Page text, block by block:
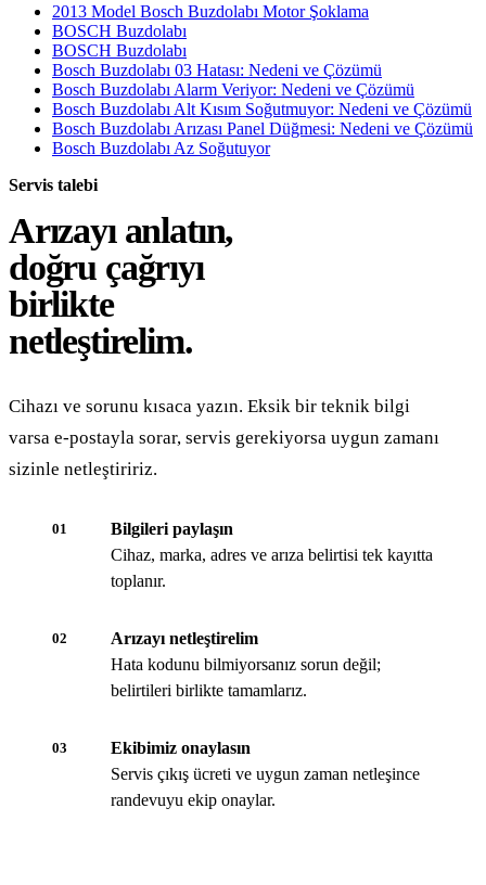
2013 Model Bosch Buzdolabı Motor Şoklama
BOSCH Buzdolabı
BOSCH Buzdolabı
Bosch Buzdolabı 03 Hatası: Nedeni ve Çözümü
Bosch Buzdolabı Alarm Veriyor: Nedeni ve Çözümü
Bosch Buzdolabı Alt Kısım Soğutmuyor: Nedeni ve Çözümü
Bosch Buzdolabı Arızası Panel Düğmesi: Nedeni ve Çözümü
Bosch Buzdolabı Az Soğutuyor
Servis talebi
Arızayı anlatın,
doğru çağrıyı
birlikte
netleştirelim.
Cihazı ve sorunu kısaca yazın. Eksik bir teknik bilgi
varsa e-postayla sorar, servis gerekiyorsa uygun zamanı
sizinle netleştiririz.
01
Bilgileri paylaşın
Cihaz, marka, adres ve arıza belirtisi tek kayıtta
toplanır.
02
Arızayı netleştirelim
Hata kodunu bilmiyorsanız sorun değil;
belirtileri birlikte tamamlarız.
03
Ekibimiz onaylasın
Servis çıkış ücreti ve uygun zaman netleşince
randevuyu ekip onaylar.